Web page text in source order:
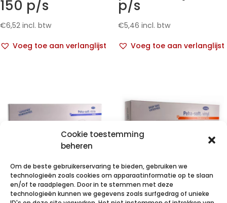
Cookie toestemming
beheren
Om de beste gebruikerservaring te bieden, gebruiken we
technologieën zoals cookies om apparaatinformatie op te slaan
en/of te raadplegen. Door in te stemmen met deze
technologieën kunnen we gegevens zoals surfgedrag of unieke
150 p/s
€6,52 incl. btw
Voeg toe aan verlanglijst
p/s
€5,46 incl. btw
Voeg toe aan verlanglijst